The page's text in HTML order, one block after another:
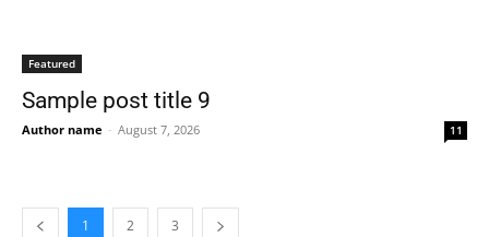
Featured
Sample post title 9
Author name - August 7, 2026 11
1 2 3